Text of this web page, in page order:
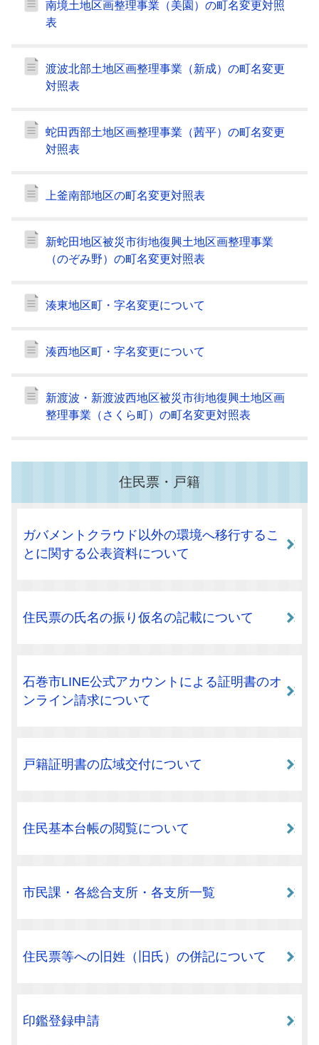
南境土地区画整理事業（美園）の町名変更対照
表
渡波北部土地区画整理事業（新成）の町名変更
対照表
蛇田西部土地区画整理事業（茜平）の町名変更
対照表
上釜南部地区の町名変更対照表
新蛇田地区被災市街地復興土地区画整理事業
（のぞみ野）の町名変更対照表
湊東地区町・字名変更について
湊西地区町・字名変更について
新渡波・新渡波西地区被災市街地復興土地区画
整理事業（さくら町）の町名変更対照表
住民票・戸籍
ガバメントクラウド以外の環境へ移行するこ
とに関する公表資料について
住民票の氏名の振り仮名の記載について
石巻市LINE公式アカウントによる証明書のオ
ンライン請求について
戸籍証明書の広域交付について
住民基本台帳の閲覧について
市民課・各総合支所・各支所一覧
住民票等への旧姓（旧氏）の併記について
印鑑登録申請